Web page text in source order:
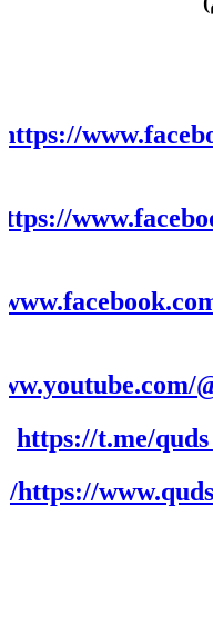
https://
https://t.me/
https://